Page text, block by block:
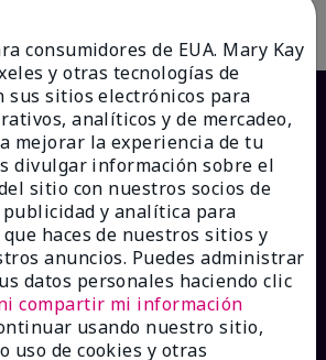
AYUDAR?
consumidores de EUA. Mary Kay
y otras tecnologías de
sus sitios electrónicos para
analíticos y de mercadeo,
mejorar la experiencia de tu
divulgar información sobre el
sitio con nuestros socios de
publicidad y analítica para
haces de nuestros sitios y
anuncios. Puedes administrar
datos personales haciendo clic
compartir mi información
usando nuestro sitio,
uso de cookies y otras